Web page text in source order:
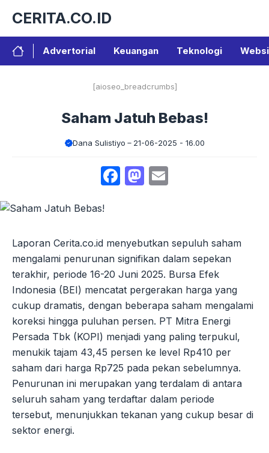
isi
CERITA.CO.ID
Advertorial Keuangan Teknologi
[aioseo_breadcrumbs]
Saham Jatuh Bebas!
Dana Sulistiyo 21-06-2025 - 16.00
Facebook
Mastodon
Laporan Cerita.co.id menyebutkan sepuluh saham
mengalami penurunan signifikan dalam sepekan
terakhir, periode 16-20 Juni 2025. Bursa Efek
Indonesia (BEI) mencatat pergerakan harga yang
cukup dramatis, dengan beberapa saham mengalami
koreksi hingga puluhan persen. PT Mitra Energi
Persada Tbk (KOPI) menjadi yang paling terpukul,
menukik tajam 43,45 persen ke level Rp410 per
saham dari harga Rp725 pada pekan sebelumnya.
Penurunan ini merupakan yang terdalam di antara
seluruh saham yang terdaftar dalam periode
tersebut, menunjukkan tekanan yang cukup besar di
sektor energi.